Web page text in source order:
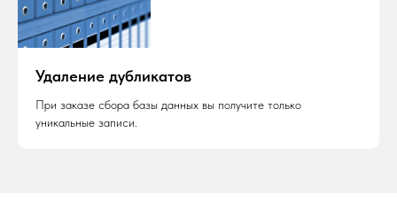
Удаление дубликатов
При заказе сбора базы данных вы получите только
уникальные записи.